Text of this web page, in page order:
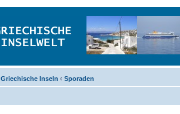
Griechische Inseln ‹ Sporaden